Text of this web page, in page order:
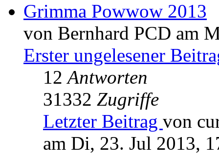
Grimma Powwow 2013
von Bernhard PCD am
Erster ungelesener
12Antworten
31332 Zugriffe
Letzter Beitrag von
am Di, 23. Jul 2013,